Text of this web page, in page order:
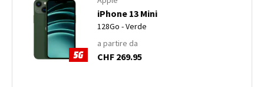
iPhone 13 Mini
128Go - Verde
a partire da
CHF 269.95